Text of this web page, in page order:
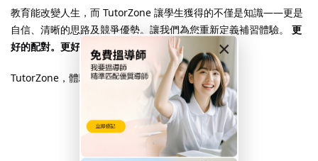
×
教育能改變人生，而 TutorZone 讓學生獲得的不僅是知識——更是
自信、清晰的思路及競爭優勢。讓我們為您重新定義補習體驗。 更
好的配對。更好的成績。絕對保證。
TutorZone，體驗個性化學習的未來。